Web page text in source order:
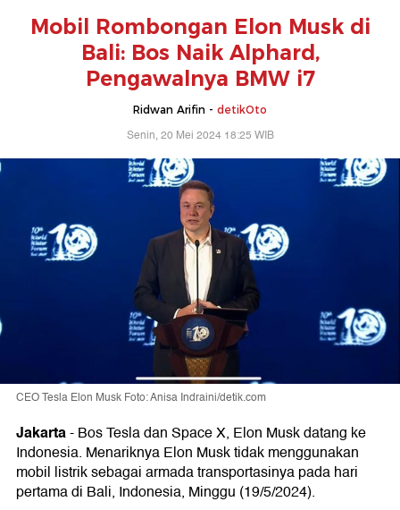
Mobil Rombongan Elon Musk di
Bali: Bos Naik Alphard,
Pengawalnya BMW i7
Ridwan Arifin - detikOto
Senin, 20 Mei 2024 18:25 WIB
CEO Tesla Elon Musk Foto: Anisa Indraini/detik.com
Jakarta-Bos Tesla dan Space X, Elon Musk datang ke
Indonesia. Menariknya Elon Musk tidak menggunakan
mobil listrik sebagai armada transportasinya pada hari
pertama di Bali, Indonesia, Minggu (19/5/2024).